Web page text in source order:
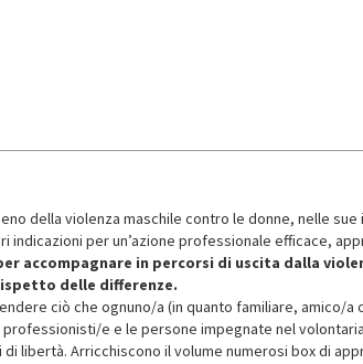
della violenza maschile contro le donne, nelle sue
per un’azione professionale efficace,
accompagnare in percorsi di uscita dalla
delle differenze.
ciò che ognuno/a (in quanto familiare, amico/a
e e le persone impegnate nel
libertà. Arricchiscono il volume numerosi box di